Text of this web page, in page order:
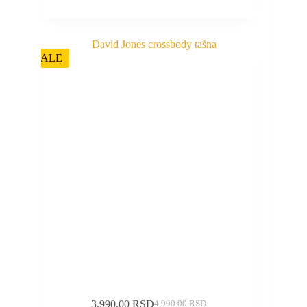
SALE
4,990.00RSD
3,990.00RSD